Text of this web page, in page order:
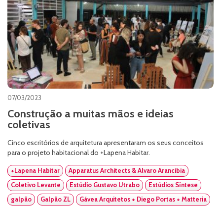
07/03/2023
Construção a muitas mãos e ideias
coletivas
Cinco escritórios de arquitetura apresentaram os seus conceitos
para o projeto habitacional do +Lapena Habitar.
+Lapena Habitar
Apparatus Architects & Alvaro Arancibia
Coletivo Levante
Estúdio Gustavo Utrabo
Estúdios Síntese
galpão
Galpão ZL
Gávea Arquitetos + Diego Portas + Matteria